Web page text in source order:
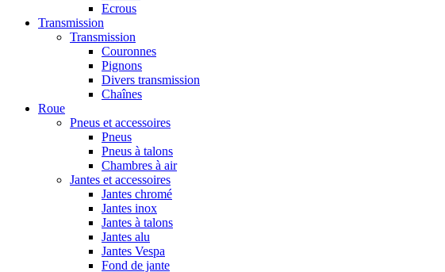
Ecrous
Transmission
Transmission
Couronnes
Pignons
Divers transmission
Chaînes
Roue
Pneus et accessoires
Pneus
Pneus à talons
Chambres à air
Jantes et accessoires
Jantes chromé
Jantes inox
Jantes à talons
Jantes alu
Jantes Vespa
Fond de jante